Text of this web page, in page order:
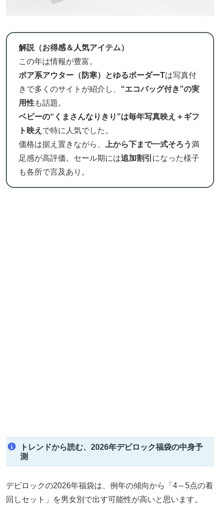
解説（お得感＆人気アイテム）
この年は情報が豊富。
ボア系アウター（防寒）とゆるボーダーTは写真付
きで多くのサイトが紹介し、 “エコバッグ付き”の実
用性も話題。
ベビーの“くまさんなりきり”は毎年写真映え＋ギフ
ト映え で特に人気でした。
価格は据え置きながら、
上から下まで一式そろう満
足感が高評価。セール期には追加割引 になった様子
も各所で言及あり。
トレンドから読む、2026年デビロック福袋の中身予
測
デビロックの2026年福袋は、例年の傾向から「4～5点の着
回しセット」を男女別で出す可能性が高いと思います。